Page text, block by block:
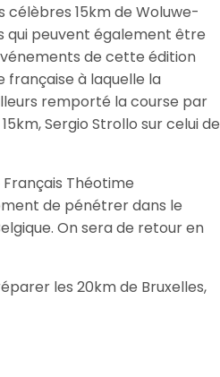
célèbres 15km de Woluwe-
qui peuvent également être
de cette édition
française à laquelle la
remporté la course par
Sergio Strollo sur celui de
Théotime
de pénétrer dans le
On sera de retour en
les 20km de Bruxelles,